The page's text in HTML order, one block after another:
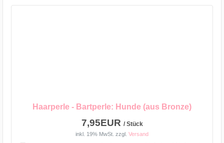
Haarperle - Bartperle: Hunde (aus Bronze)
7,95EUR / Stück
inkl. 19% MwSt. zzgl. Versand